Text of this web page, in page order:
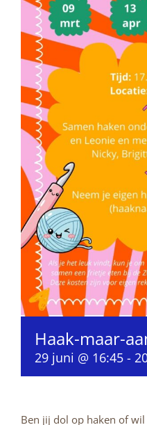
Haak-maar-
29 juni @ 16:45 -
Ben jij dol op haken of wil